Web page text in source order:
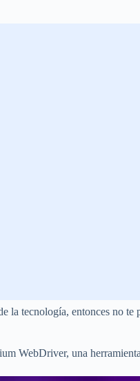
la tecnología, entonces no
WebDriver, una